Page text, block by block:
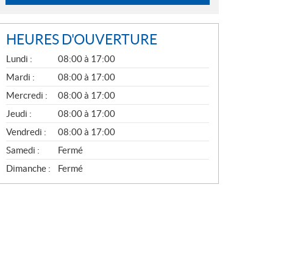
HEURES D'OUVERTURE
G
É
N
É
R
A
L
Lundi :
08:00 à 17:00
Mardi :
08:00 à 17:00
Mercredi :
08:00 à 17:00
Jeudi :
08:00 à 17:00
Vendredi :
08:00 à 17:00
Samedi :
Fermé
Dimanche :
Fermé